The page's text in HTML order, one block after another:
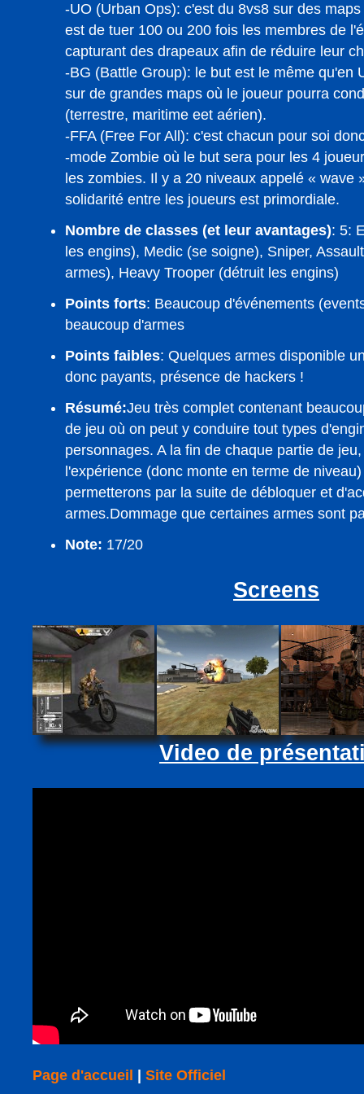
-UO (Urban Ops): c'est du 8vs8 sur des
est de tuer 100 ou 200 fois les membres de
capturant des drapeaux afin de réduire leur
-BG (Battle Group): le but est le même qu'en
sur de grandes maps où le joueur pourra
(terrestre, maritime eet aérien).
-FFA (Free For All): c'est chacun pour soi
-mode Zombie où le but sera pour les 4
les zombies. Il y a 20 niveaux appelé « wave
solidarité entre les joueurs est primordiale.
Nombre de classes (et leur avantages): 5:
les engins), Medic (se soigne), Sniper,
armes), Heavy Trooper (détruit les engins)
Points forts: Beaucoup d'événements
beaucoup d'armes
Points faibles: Quelques armes disponible
donc payants, présence de hackers !
Résumé:Jeu très complet contenant
de jeu où on peut y conduire tout types
personnages. A la fin de chaque partie de
l'expérience (donc monte en terme de
permetterons par la suite de débloquer et
armes.Dommage que certaines armes sont
Note: 17/20
Screens
Video de
Page d'accueil Site Officiel